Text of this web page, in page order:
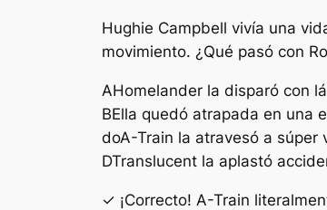
Hughie Campbell vivía una
movimiento. ¿Qué pasó con
AHomelander la disparó con
BElla quedó atrapada en una
doA-Train la atravesó a súper
DTranslucent la aplastó
✓ ¡Correcto! A-Train